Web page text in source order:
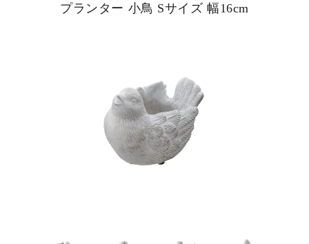
商品カテゴリー/家具
商品カテゴリー/雑貨
プランター 小鳥 Sサイズ 幅16cm